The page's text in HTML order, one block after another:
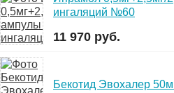
ингаляций №60
11 970 руб.
Бекотид Эвохалер